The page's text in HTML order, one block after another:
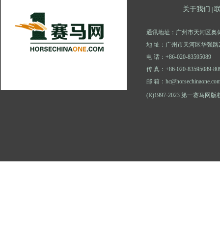
关于我们
通讯地址：广州市天河区奥
地 址：广州市天河区华强路
电 话：+86-020-83595089
传 真：+86-020-83595089-
邮 箱：
(R)1997-2023 第一赛马网版